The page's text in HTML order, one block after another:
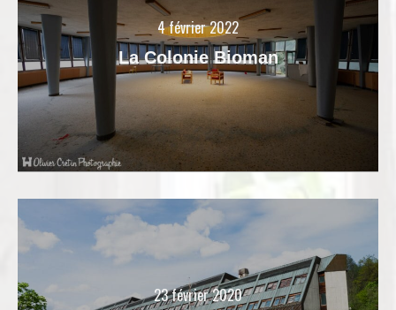
4 février 2022
La Colonie Bioman
23 février 2020